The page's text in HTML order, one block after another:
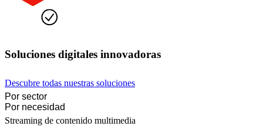
Soluciones digitales innovadoras
Descubre todas nuestras soluciones
Por sector
Por necesidad
Streaming de contenido multimedia